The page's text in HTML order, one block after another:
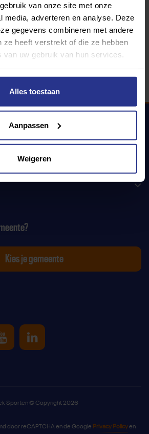
van onze site met onze
media, adverteren en analyse. Deze
gegevens combineren met andere
ze heeft verstrekt of die ze hebben
uw gebruik van hun services.
Alles toestaan
Aanpassen
Weigeren
340 gemeenten
op Facebookop Instagram
Uniek Sporten op Youtube
Uniek Sporten op
Kies je gemeente
Sporten © Copyright 2026
door reCAPTCHA en de Google Privacy Policyen